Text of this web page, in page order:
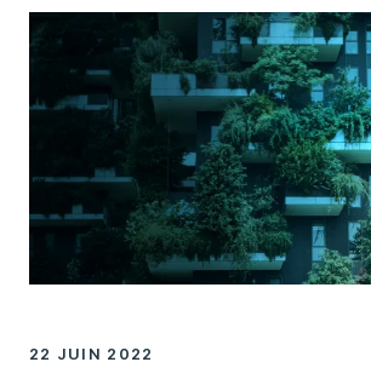
22 JUIN 2022